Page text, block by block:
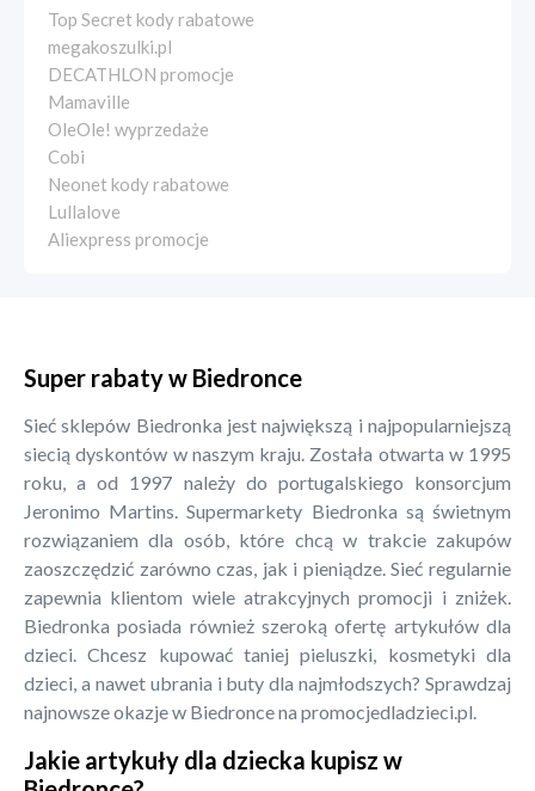
Top Secret kody rabatowe
megakoszulki.pl
DECATHLON promocje
Mamaville
OleOle! wyprzedaże
Cobi
Neonet kody rabatowe
Lullalove
Aliexpress promocje
Super rabaty w Biedronce
Sieć sklepów Biedronka jest największą i najpopularniejszą
siecią dyskontów w naszym kraju. Została otwarta w 1995
roku, a od 1997 należy do portugalskiego konsorcjum
Jeronimo Martins. Supermarkety Biedronka są świetnym
rozwiązaniem dla osób, które chcą w trakcie zakupów
zaoszczędzić zarówno czas, jak i pieniądze. Sieć regularnie
zapewnia klientom wiele atrakcyjnych promocji i zniżek.
Biedronka posiada również szeroką ofertę artykułów dla
dzieci. Chcesz kupować taniej pieluszki, kosmetyki dla
dzieci, a nawet ubrania i buty dla najmłodszych? Sprawdzaj
najnowsze okazje w Biedronce na promocjedladzieci.pl.
Jakie artykuły dla dziecka kupisz w